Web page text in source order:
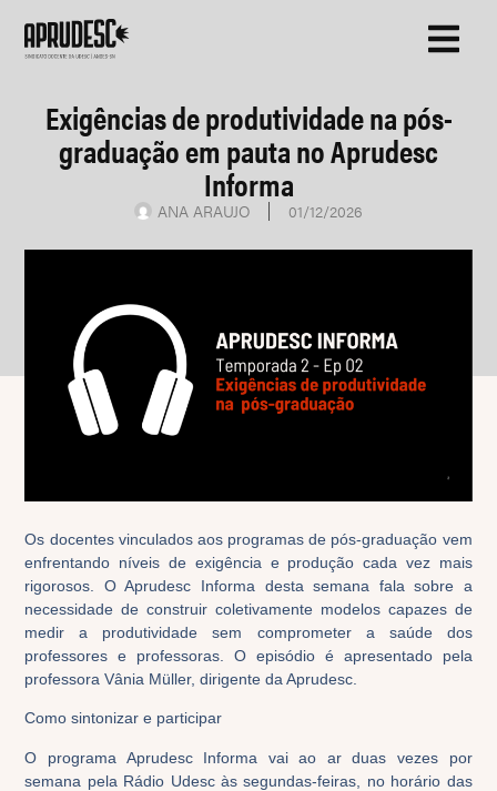
Exigências de produtividade na pós-
graduação em pauta no Aprudesc
Informa
ANA ARAUJO 01/12/2026
Os docentes vinculados aos programas de pós-graduação vem
enfrentando níveis de exigência e produção cada vez mais
rigorosos. O Aprudesc Informa desta semana fala sobre a
necessidade de construir coletivamente modelos capazes de
medir a produtividade sem comprometer a saúde dos
professores e professoras. O episódio é apresentado pela
professora Vânia Müller, dirigente da Aprudesc.
Como sintonizar e participar
O programa Aprudesc Informa vai ao ar duas vezes por
semana pela Rádio Udesc às segundas-feiras, no horário das